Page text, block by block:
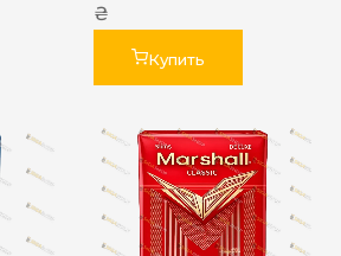
₴
Купить